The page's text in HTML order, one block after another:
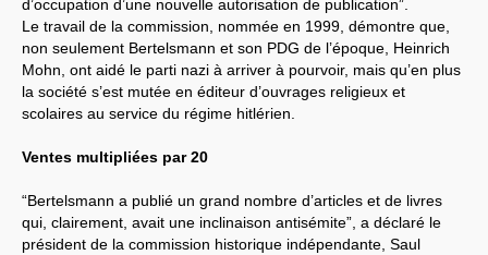
d’occupation d’une nouvelle autorisation de publication”.
Le travail de la commission, nommée en 1999, démontre que,
non seulement Bertelsmann et son PDG de l’époque, Heinrich
Mohn, ont aidé le parti nazi à arriver à pourvoir, mais qu’en plus
la société s’est mutée en éditeur d’ouvrages religieux et
scolaires au service du régime hitlérien.
Ventes multipliées par 20
“Bertelsmann a publié un grand nombre d’articles et de livres
qui, clairement, avait une inclinaison antisémite”, a déclaré le
président de la commission historique indépendante, Saul